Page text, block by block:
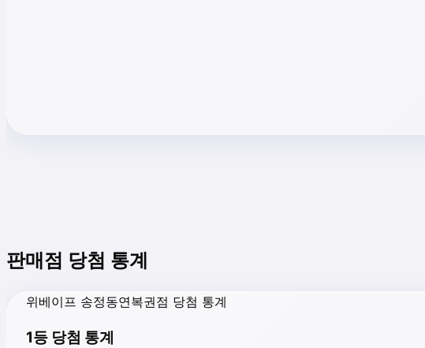
판매점 당첨 통계
위베이프 송정동연복권점 당첨 통계
1등 당첨 통계